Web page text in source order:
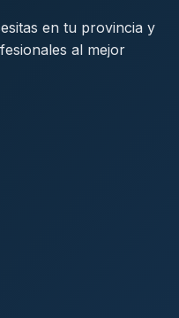
en tu provincia y
al mejor